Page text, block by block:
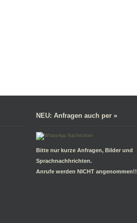
NEU: Anfragen auch per »
Bitte nur kurze Anfragen, Bilder und
Sprachnachhrichten.
Anrufe werden NICHT angenommen!!